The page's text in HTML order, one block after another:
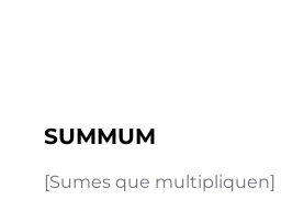
SUMMUM
[Sumes que multipliquen]